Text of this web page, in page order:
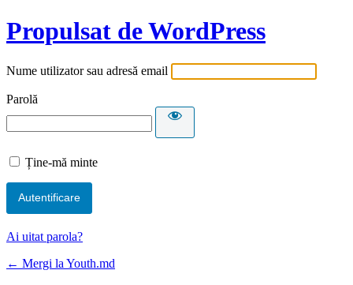
Propulsat de WordPress
Nume utilizator sau adresă email
Parolă
Ține-mă minte
Ai uitat parola?
← Mergi la Youth.md